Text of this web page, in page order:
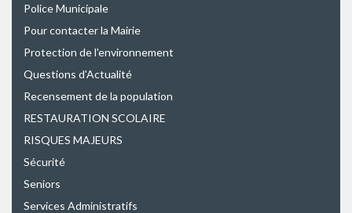
Police Municipale
Pour contacter la Mairie
Protection de l'environnement
Questions d'Actualité
Recensement de la population
RESTAURATION SCOLAIRE
RISQUES MAJEURS
Sécurité
Seniors
Services Administratifs